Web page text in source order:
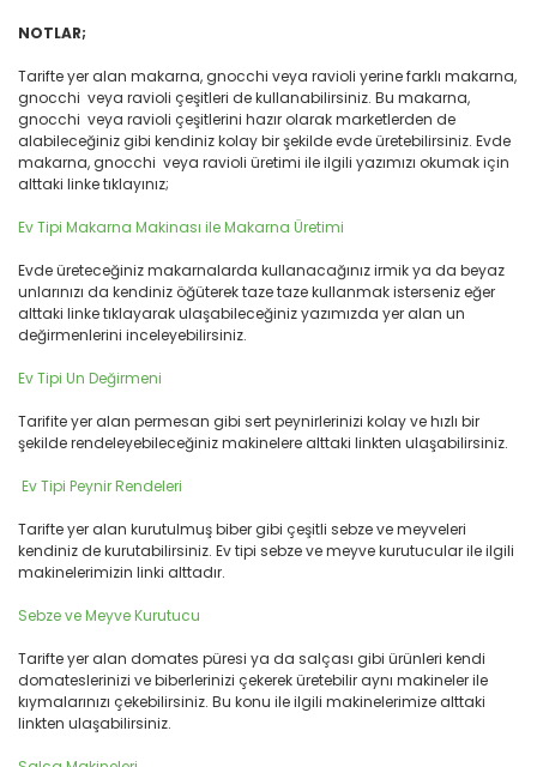
NOTLAR;
Tarifte yer alan makarna, gnocchi veya ravioli yerine farklı makarna,
gnocchi veya ravioli çeşitleri de kullanabilirsiniz. Bu makarna,
gnocchi veya ravioli çeşitlerini hazır olarak marketlerden de
alabileceğiniz gibi kendiniz kolay bir şekilde evde üretebilirsiniz. Evde
makarna, gnocchi veya ravioli üretimi ile ilgili yazımızı okumak için
alttaki linke tıklayınız;
Ev Tipi Makarna Makinası ile Makarna Üretimi
Evde üreteceğiniz makarnalarda kullanacağınız irmik ya da beyaz
unlarınızı da kendiniz öğüterek taze taze kullanmak isterseniz eğer
alttaki linke tıklayarak ulaşabileceğiniz yazımızda yer alan un
değirmenlerini inceleyebilirsiniz.
Ev Tipi Un Değirmeni
Tarifite yer alan permesan gibi sert peynirlerinizi kolay ve hızlı bir
şekilde rendeleyebileceğiniz makinelere alttaki linkten ulaşabilirsiniz.
Ev Tipi Peynir Rendeleri
Tarifte yer alan kurutulmuş biber gibi çeşitli sebze ve meyveleri
kendiniz de kurutabilirsiniz. Ev tipi sebze ve meyve kurutucular ile ilgili
makinelerimizin linki alttadır.
Sebze ve Meyve Kurutucu
Tarifte yer alan domates püresi ya da salçası gibi ürünleri kendi
domateslerinizi ve biberlerinizi çekerek üretebilir aynı makineler ile
kıymalarınızı çekebilirsiniz. Bu konu ile ilgili makinelerimize alttaki
linkten ulaşabilirsiniz.